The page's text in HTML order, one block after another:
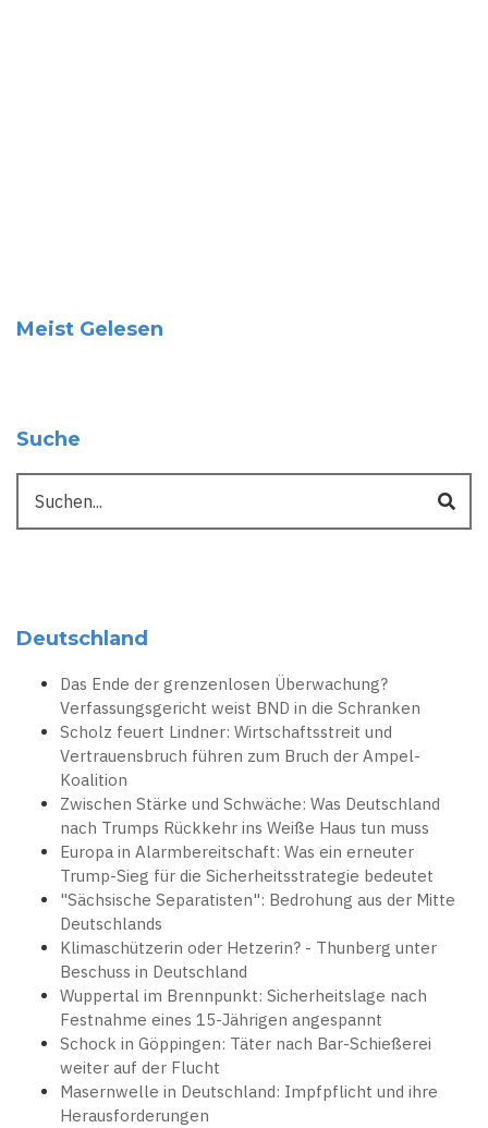
Meist Gelesen
Suche
Deutschland
Das Ende der grenzenlosen Überwachung?
Verfassungsgericht weist BND in die Schranken
Scholz feuert Lindner: Wirtschaftsstreit und
Vertrauensbruch führen zum Bruch der Ampel-
Koalition
Zwischen Stärke und Schwäche: Was Deutschland
nach Trumps Rückkehr ins Weiße Haus tun muss
Europa in Alarmbereitschaft: Was ein erneuter
Trump-Sieg für die Sicherheitsstrategie bedeutet
"Sächsische Separatisten": Bedrohung aus der Mitte
Deutschlands
Klimaschützerin oder Hetzerin? - Thunberg unter
Beschuss in Deutschland
Wuppertal im Brennpunkt: Sicherheitslage nach
Festnahme eines 15-Jährigen angespannt
Schock in Göppingen: Täter nach Bar-Schießerei
weiter auf der Flucht
Masernwelle in Deutschland: Impfpflicht und ihre
Herausforderungen